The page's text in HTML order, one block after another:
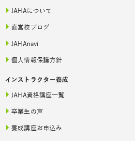
JAHAについて
直営校ブログ
JAHAnavi
個人情報保護方針
インストラクター養成
JAHA資格講座一覧
卒業生の声
養成講座お申込み